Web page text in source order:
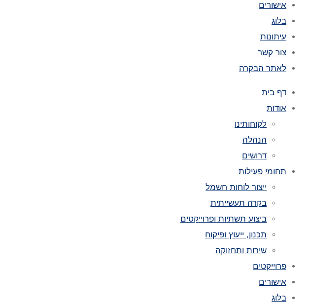
אישורים
בלוג
עיתונות
צור קשר
לאתר הבקרה
דף בית
אודות
לקוחותינו
הנהלה
דרושים
תחומי פעילות
ייצור לוחות חשמל
בקרה תעשייתית
ביצוע תשתיות ופרוייקטים
תכנון, ייעוץ ופיקוח
שירות ותחזוקה
פרוייקטים
אישורים
בלוג